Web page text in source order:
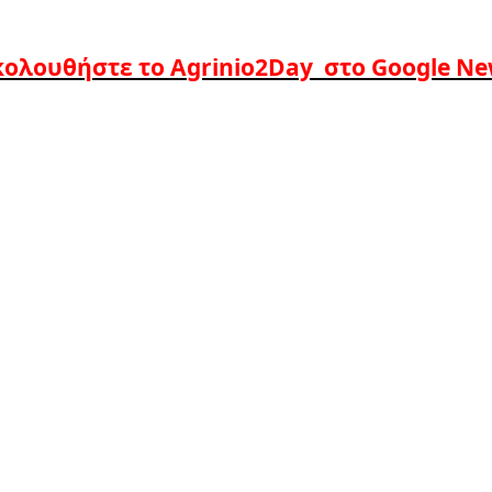
το Agrinio2Day στο Google